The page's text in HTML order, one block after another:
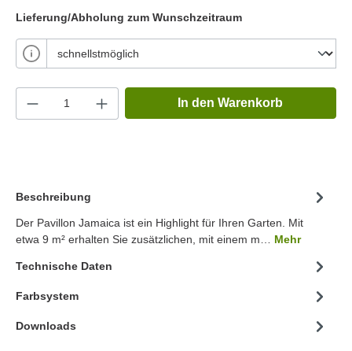
Lieferung/Abholung zum Wunschzeitraum
In den Warenkorb
Beschreibung
Der Pavillon Jamaica ist ein Highlight für Ihren Garten. Mit
etwa 9 m² erhalten Sie zusätzlichen, mit einem m… Mehr
Technische Daten
Farbsystem
Downloads